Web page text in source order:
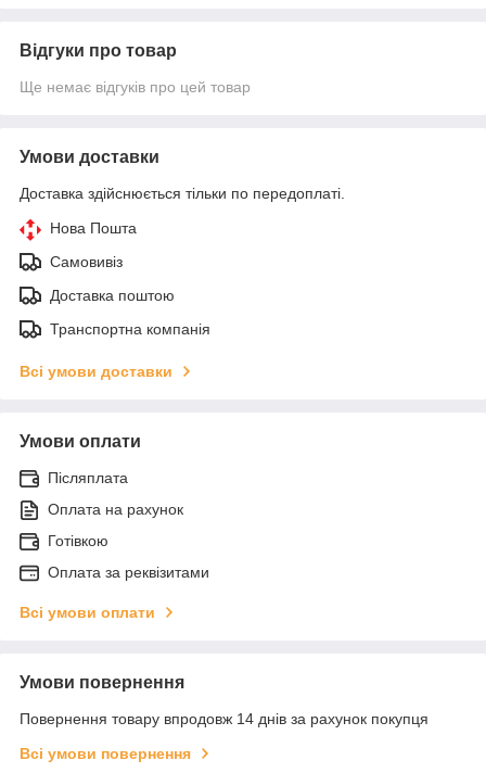
Відгуки про товар
Ще немає відгуків про цей товар
Умови доставки
Доставка здійснюється тільки по передоплаті.
Нова Пошта
Самовивіз
Доставка поштою
Транспортна компанія
Всі умови доставки
Умови оплати
Післяплата
Оплата на рахунок
Готівкою
Оплата за реквізитами
Всі умови оплати
Умови повернення
Повернення товару впродовж 14 днів за рахунок покупця
Всі умови повернення